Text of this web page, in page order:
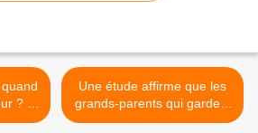
? »
start-
Une étude affirme que les
grands-parents qui gardent
leurs petits-enfants